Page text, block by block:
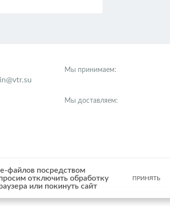
Мы принимаем:
Мы доставляем:
файлов посредством
отключить обработку
или покинуть сайт
ПРИНЯТЬ